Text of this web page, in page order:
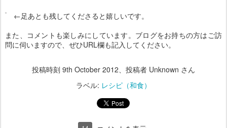
←足あとも残してくださると嬉しいです。
また、コメントも楽しみにしています。ブログをお持ちの方はご訪
問に伺いますので、ぜひURL欄も記入してください。
投稿時刻 9th October 2012 、投稿者 Unknown さん
ラベル: レシピ（和食）